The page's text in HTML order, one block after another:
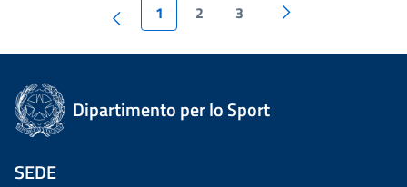
1 2 3
Dipartimento per lo Sport
SEDE